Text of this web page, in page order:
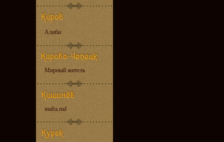
Алиби
Мирный житель
mafia.md